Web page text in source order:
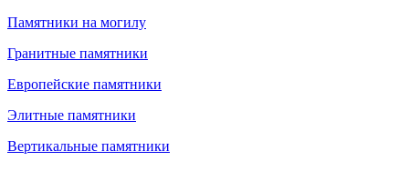
Памятники на могилу
Гранитные памятники
Европейские памятники
Элитные памятники
Вертикальные памятники